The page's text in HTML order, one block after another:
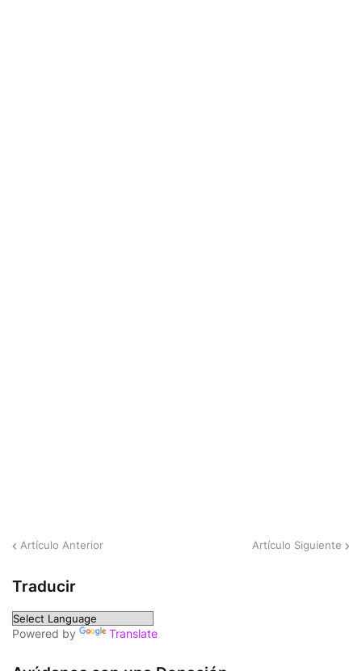
Artículo Anterior Artículo Siguiente
Traducir
Powered by Translate